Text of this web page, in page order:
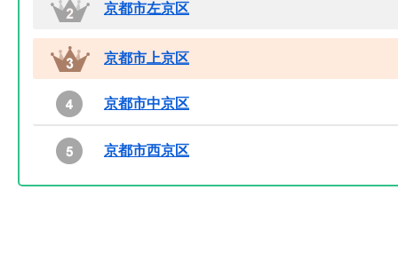
京都市左京区
京都市上京区
京都市中京区
京都市西京区